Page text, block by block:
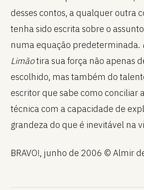
desses contos, a qualquer outra
tenha sido escrita sobre o
numa equação predeterminada.
Limãotira sua força não apenas
escolhido, mas também do
escritor que sabe como conciliar
técnica com a capacidade de
grandeza do que é inevitável na
BRAVO!, junho de 2006 © Almir